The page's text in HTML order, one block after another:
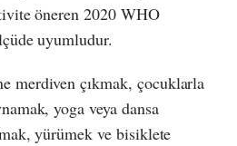
öneren 2020 WHO
uyumludur.
merdiven çıkmak, çocuklarla
yoga veya dansa
yürümek ve bisiklete